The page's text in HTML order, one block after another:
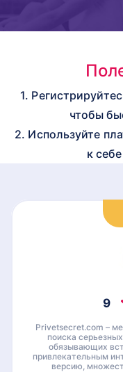
1.
чтобы
2. Используйте
к
Privetsecret.com –
поиска
обязывающих
привлекательным
версию,
9